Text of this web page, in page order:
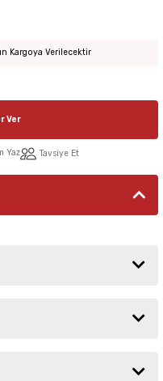
Kargoya Verilecektir
Ver
Yaz Tavsiye Et
sorulmamış.